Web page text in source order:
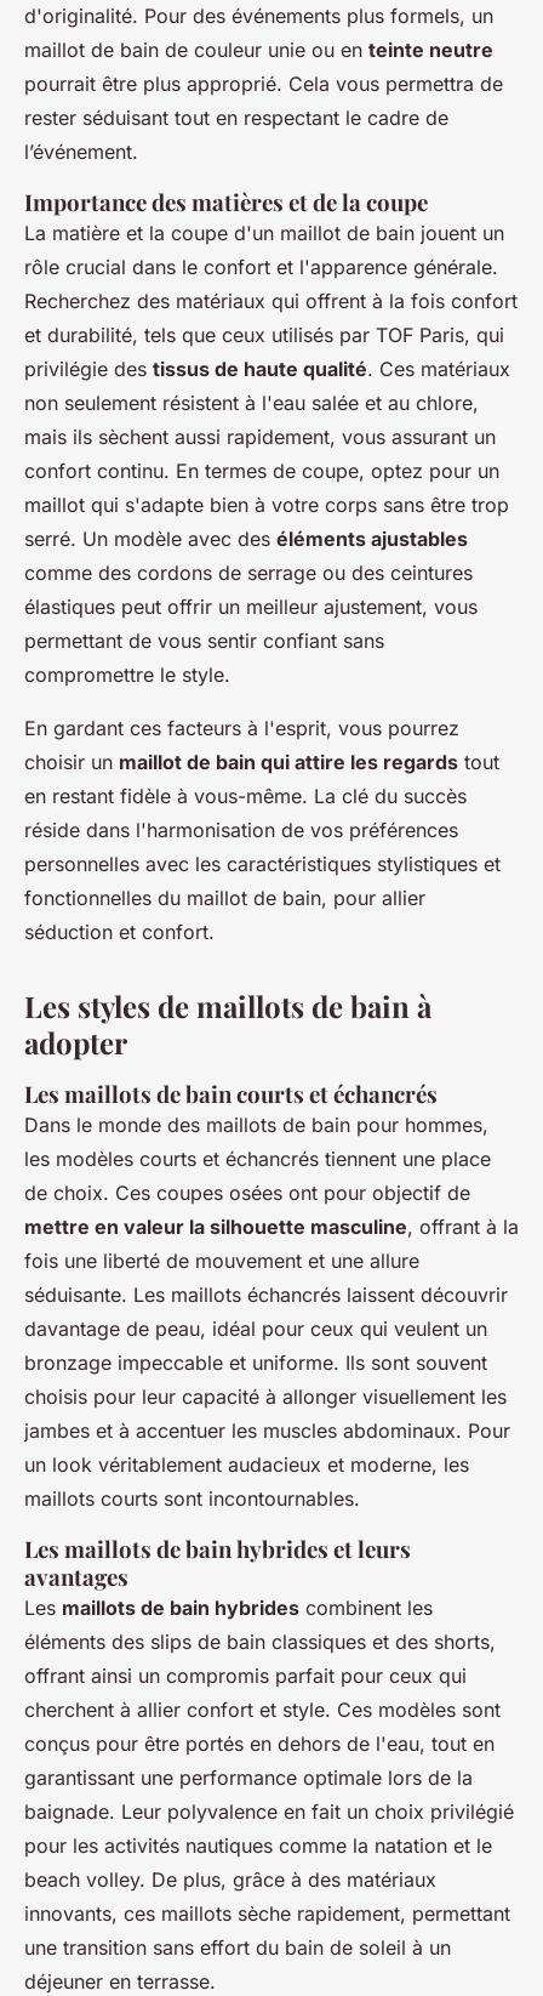
d'originalité. Pour des événements plus formels, un
maillot de bain de couleur unie ou en teinte neutre
pourrait être plus approprié. Cela vous permettra de
rester séduisant tout en respectant le cadre de
l’événement.
Importance des matières et de la coupe
La matière et la coupe d'un maillot de bain jouent un
rôle crucial dans le confort et l'apparence générale.
Recherchez des matériaux qui offrent à la fois confort
et durabilité, tels que ceux utilisés par TOF Paris, qui
privilégie des tissus de haute qualité. Ces matériaux
non seulement résistent à l'eau salée et au chlore,
mais ils sèchent aussi rapidement, vous assurant un
confort continu. En termes de coupe, optez pour un
maillot qui s'adapte bien à votre corps sans être trop
serré. Un modèle avec des éléments ajustables
comme des cordons de serrage ou des ceintures
élastiques peut offrir un meilleur ajustement, vous
permettant de vous sentir confiant sans
compromettre le style.
En gardant ces facteurs à l'esprit, vous pourrez
choisir un maillot de bain qui attire les regards tout
en restant fidèle à vous-même. La clé du succès
réside dans l'harmonisation de vos préférences
personnelles avec les caractéristiques stylistiques et
fonctionnelles du maillot de bain, pour allier
séduction et confort.
Les styles de maillots de bain à
adopter
Les maillots de bain courts et échancrés
Dans le monde des maillots de bain pour hommes,
les modèles courts et échancrés tiennent une place
de choix. Ces coupes osées ont pour objectif de
mettre en valeur la silhouette masculine, offrant à la
fois une liberté de mouvement et une allure
séduisante. Les maillots échancrés laissent découvrir
davantage de peau, idéal pour ceux qui veulent un
bronzage impeccable et uniforme. Ils sont souvent
choisis pour leur capacité à allonger visuellement les
jambes et à accentuer les muscles abdominaux. Pour
un look véritablement audacieux et moderne, les
maillots courts sont incontournables.
Les maillots de bain hybrides et leurs
avantages
Les maillots de bain hybrides combinent les
éléments des slips de bain classiques et des shorts,
offrant ainsi un compromis parfait pour ceux qui
cherchent à allier confort et style. Ces modèles sont
conçus pour être portés en dehors de l'eau, tout en
garantissant une performance optimale lors de la
baignade. Leur polyvalence en fait un choix privilégié
pour les activités nautiques comme la natation et le
beach volley. De plus, grâce à des matériaux
innovants, ces maillots sèche rapidement, permettant
une transition sans effort du bain de soleil à un
déjeuner en terrasse.